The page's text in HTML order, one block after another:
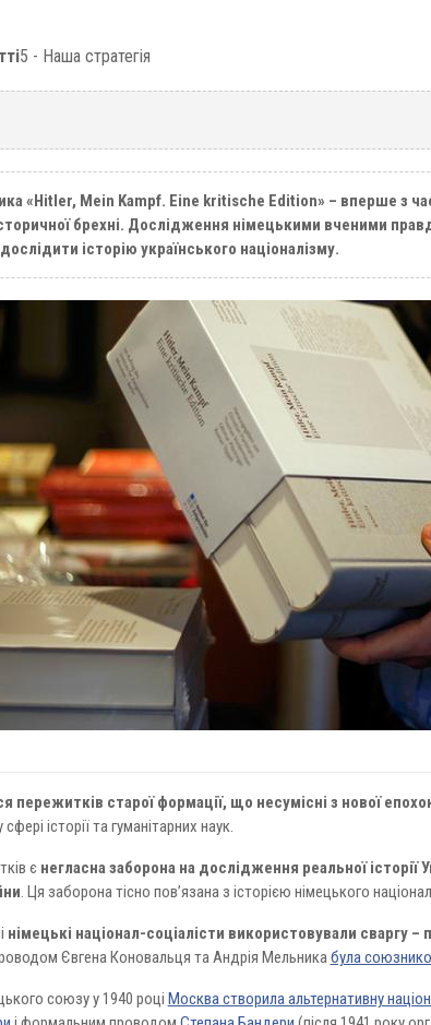
5 - Наша стратегія
«Hitler, Mein Kampf. Eine kritische Edition» – вперше з
брехні. Дослідження німецькими вченими
історію українського націоналізму.
старої формації, що несумісні з нової
історії та гуманітарних наук.
є негласна заборона на дослідження реальної історії
. Ця заборона тісно пов’язана з історією німецького
німецькі націонал-соціалісти використовували сваргу –
Євгена Коновальця та Андрія Мельникабула
союзу у 1940 році Москва створила альтернативну